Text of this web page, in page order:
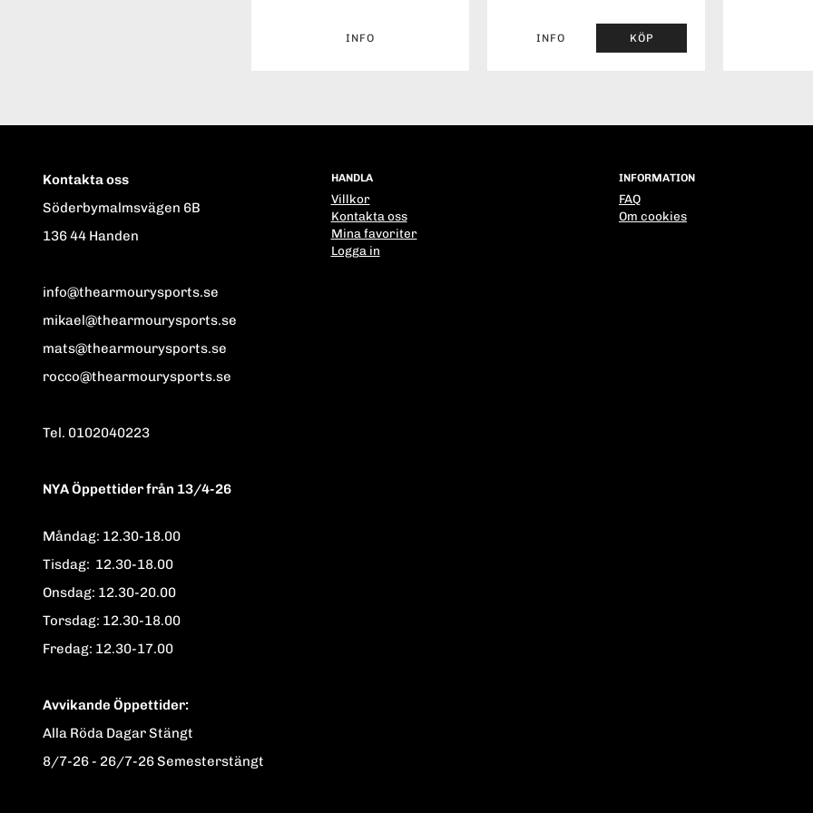
INFO INFO KÖP
Kontakta oss
Söderbymalmsvägen 6B
136 44 Handen
info@thearmourysports.se
mikael@thearmourysports.se
mats@thearmourysports.se
rocco@thearmourysports.se
Tel. 0102040223
NYA Öppettider från 13/4-26
Måndag: 12.30-18.00
Tisdag: 12.30-18.00
Onsdag: 12.30-20.00
Torsdag: 12.30-18.00
Fredag: 12.30-17.00
Avvikande Öppettider:
Alla Röda Dagar Stängt
8/7-26 - 26/7-26 Semesterstängt
HANDLA
Villkor
Kontakta oss
Mina favoriter
Logga in
INFORMATION
FAQ
Om cookies